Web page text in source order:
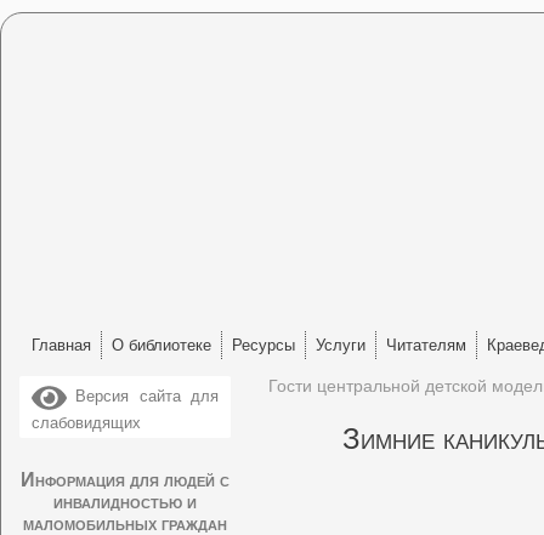
Главная О библиотеке Ресурсы Услуги Читателям
Версия сайта для
слабовидящих
Информация для людей с
инвалидностью и
маломобильных граждан
Гости центральной детской
Зимние